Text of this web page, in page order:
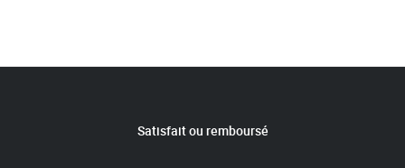
Satisfait ou remboursé